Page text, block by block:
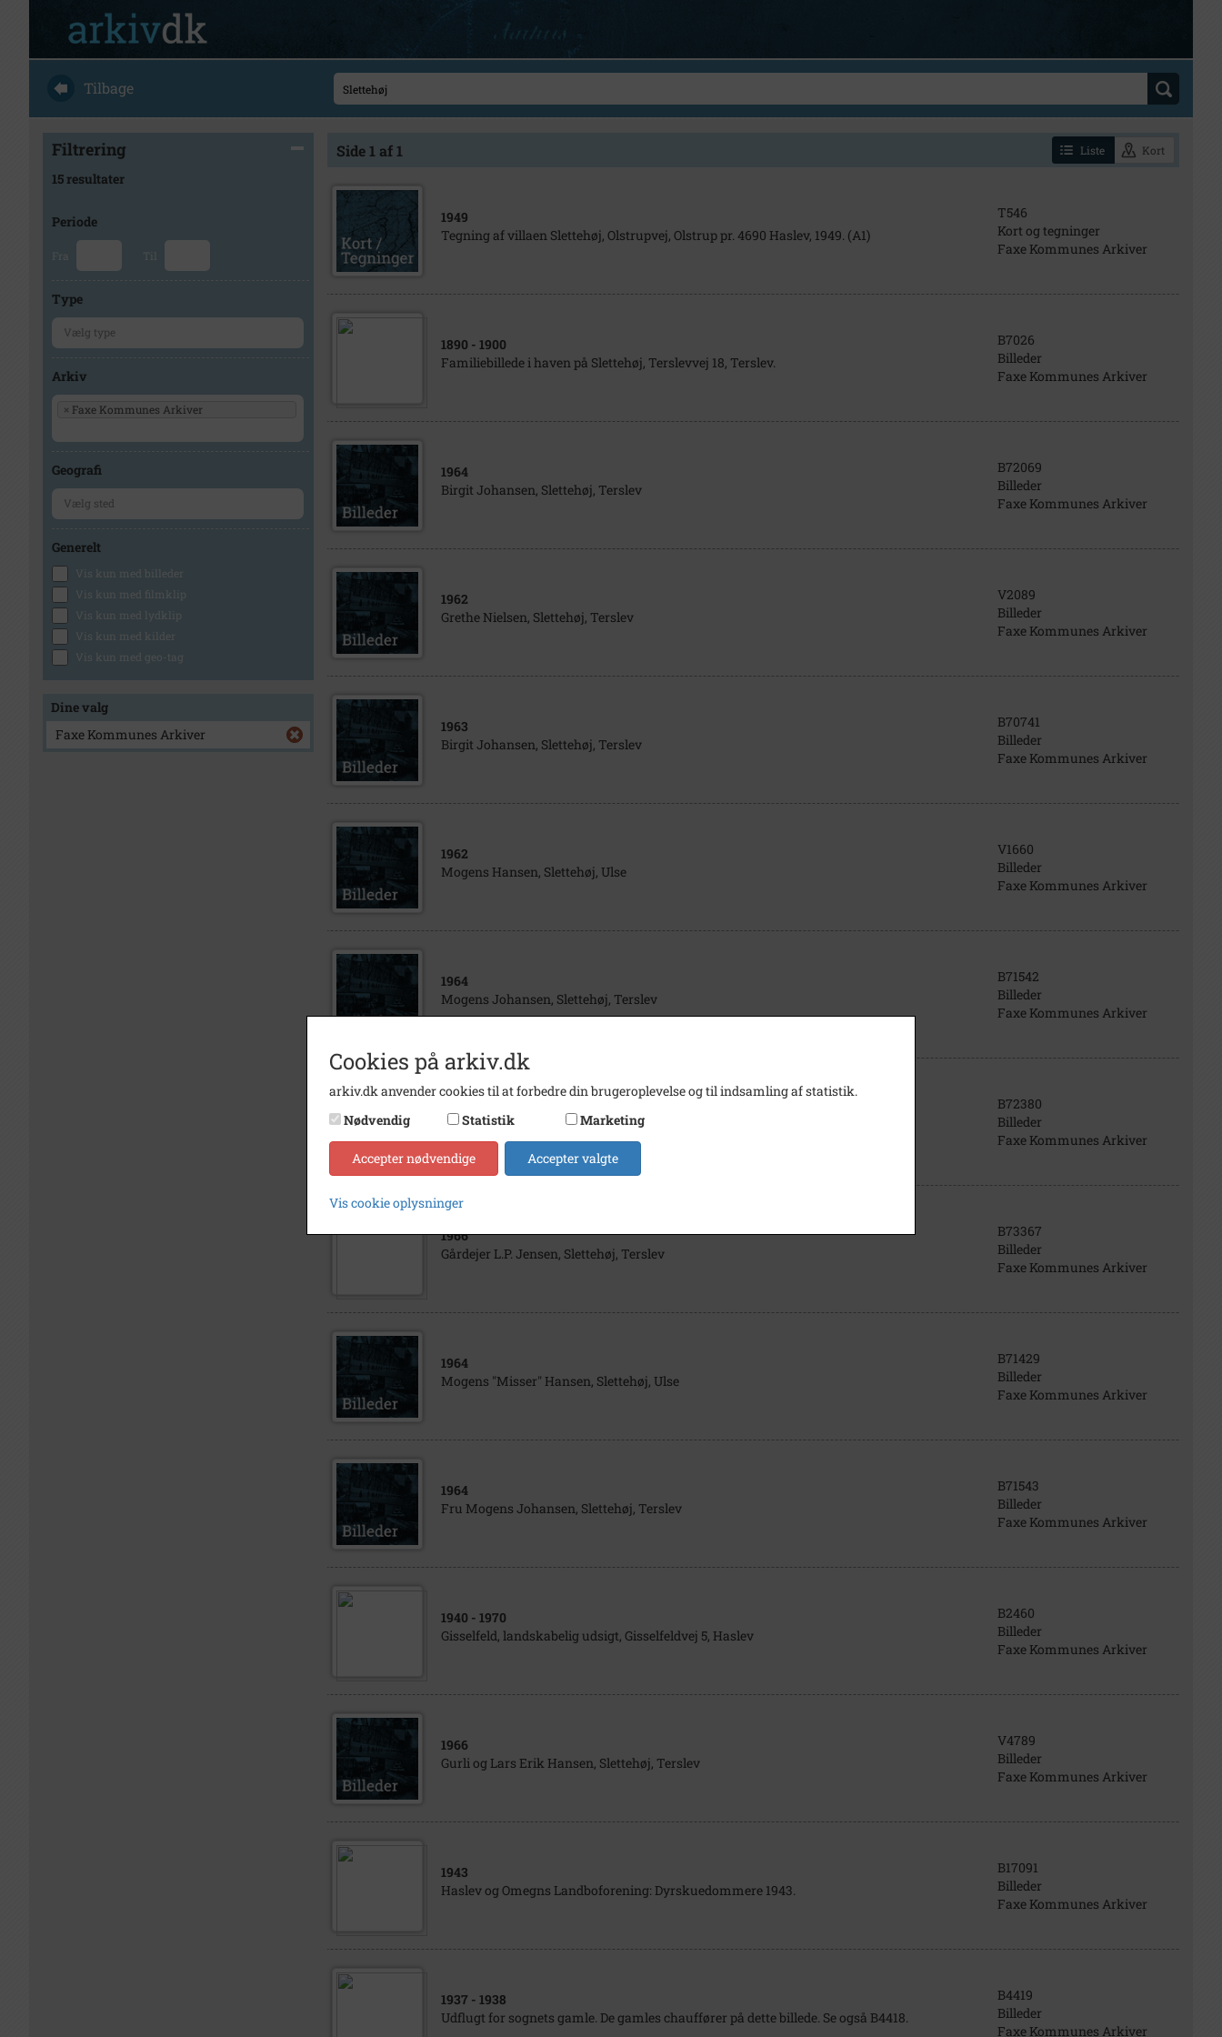
Tilbage
Filtrering
15 resultater
Periode
Fra Til
Type
Arkiv
× Faxe Kommunes Arkiver
Geografi
Generelt
Vis kun med billeder
Vis kun med filmklip
Vis kun med lydklip
Vis kun med kilder
Vis kun med geo-tag
Dine valg
Faxe Kommunes Arkiver
Side 1 af 1 Liste Kort
1949
Tegning af villaen Slettehøj, Olstrupvej, Olstrup pr. 4690 Haslev, 1949. (A1)
T546
Kort og tegninger
Faxe Kommunes Arkiver
1890 - 1900
Familiebillede i haven på Slettehøj, Terslevvej 18, Terslev.
B7026
Billeder
Faxe Kommunes Arkiver
1964
Birgit Johansen, Slettehøj, Terslev
B72069
Billeder
Faxe Kommunes Arkiver
1962
Grethe Nielsen, Slettehøj, Terslev
V2089
Billeder
Faxe Kommunes Arkiver
1963
Birgit Johansen, Slettehøj, Terslev
B70741
Billeder
Faxe Kommunes Arkiver
1962
Mogens Hansen, Slettehøj, Ulse
V1660
Billeder
Faxe Kommunes Arkiver
1964
Mogens Johansen, Slettehøj, Terslev
B71542
Billeder
Faxe Kommunes Arkiver
Mogens Hansen, Slettehøj, Ulse
B72380
Billeder
Faxe Kommunes Arkiver
1966
Gårdejer L.P. Jensen, Slettehøj, Terslev
B73367
Billeder
Faxe Kommunes Arkiver
1964
Mogens "Misser" Hansen, Slettehøj, Ulse
B71429
Billeder
Faxe Kommunes Arkiver
1964
Fru Mogens Johansen, Slettehøj, Terslev
B71543
Billeder
Faxe Kommunes Arkiver
1940 - 1970
Gisselfeld, landskabelig udsigt, Gisselfeldvej 5, Haslev
B2460
Billeder
Faxe Kommunes Arkiver
1966
Gurli og Lars Erik Hansen, Slettehøj, Terslev
V4789
Billeder
Faxe Kommunes Arkiver
1943
Haslev og Omegns Landboforening: Dyrskuedommere 1943.
B17091
Billeder
Faxe Kommunes Arkiver
1937 - 1938
Udflugt for sognets gamle. De gamles chauffører på dette billede. Se også B4418.
B4419
Billeder
Faxe Kommunes Arkiver
Cookies på arkiv.dk
arkiv.dk anvender cookies til at forbedre din brugeroplevelse og til indsamling af statistik.
Nødvendig
Statistik Marketing
Accepter nødvendige Accepter valgte
Vis cookie oplysninger